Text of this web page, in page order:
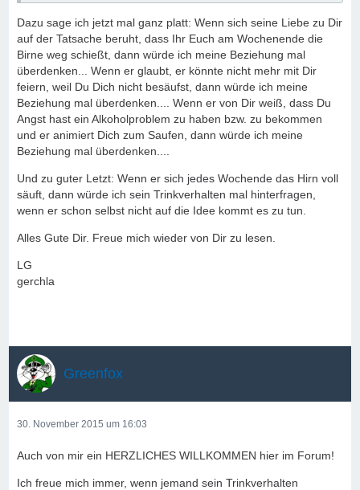
Dazu sage ich jetzt mal ganz platt: Wenn sich seine Liebe zu Dir
auf der Tatsache beruht, dass Ihr Euch am Wochenende die
Birne weg schießt, dann würde ich meine Beziehung mal
überdenken... Wenn er glaubt, er könnte nicht mehr mit Dir
feiern, weil Du Dich nicht besäufst, dann würde ich meine
Beziehung mal überdenken.... Wenn er von Dir weiß, dass Du
Angst hast ein Alkoholproblem zu haben bzw. zu bekommen
und er animiert Dich zum Saufen, dann würde ich meine
Beziehung mal überdenken....
Und zu guter Letzt: Wenn er sich jedes Wochende das Hirn voll
säuft, dann würde ich sein Trinkverhalten mal hinterfragen,
wenn er schon selbst nicht auf die Idee kommt es zu tun.
Alles Gute Dir. Freue mich wieder von Dir zu lesen.
LG
gerchla
Greenfox
30. November 2015 um 16:03
Auch von mir ein HERZLICHES WILLKOMMEN hier im Forum!
Ich freue mich immer, wenn jemand sein Trinkverhalten